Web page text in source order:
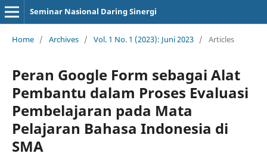
Seminar Nasional Daring Sinergi
Home / Archives / Vol. 1 No. 1 (2023): Juni 2023 / Articles
Peran Google Form sebagai Alat
Pembantu dalam Proses Evaluasi
Pembelajaran pada Mata
Pelajaran Bahasa Indonesia di
SMA